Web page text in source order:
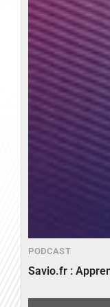
PODCAST
Savio.fr :